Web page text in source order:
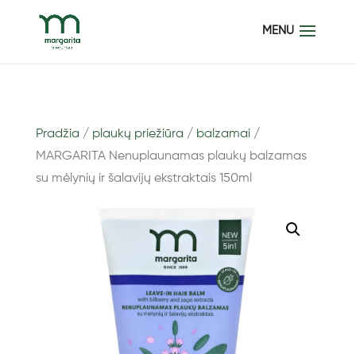
Pradžia / plaukų priežiūra / balzamai/
MARGARITA Nenuplaunamas plaukų balzamas
su mėlynių ir šalavijų ekstraktais 150ml